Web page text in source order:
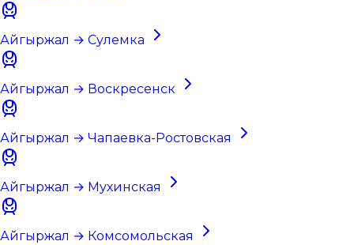
Айгыржал → Сулемка
Айгыржал → Воскресенск
Айгыржал → Чапаевка-Ростовская
Айгыржал → Мухинская
Айгыржал → Комсомольская